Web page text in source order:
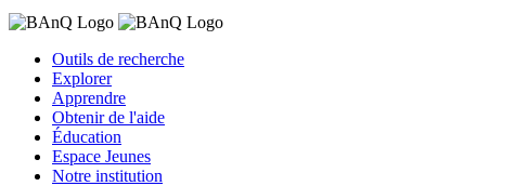
Outils de recherche
Explorer
Apprendre
Obtenir de l'aide
Éducation
Espace Jeunes
Notre institution